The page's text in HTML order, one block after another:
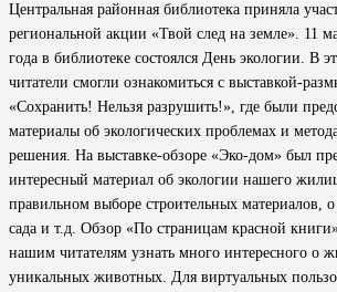
Центральная районная библиотека приняла
региональной акции «Твой след на земле». 11
года в библиотеке состоялся День экологии. В
читатели смогли ознакомиться с выставкой-
«Сохранить! Нельзя разрушить!», где были
материалы об экологических проблемах и
решения. На выставке-обзоре «Эко-дом» был
интересный материал об экологии нашего
правильном выборе строительных материалов,
сада и т.д. Обзор «По страницам красной
нашим читателям узнать много интересного о
уникальных животных. Для виртуальных